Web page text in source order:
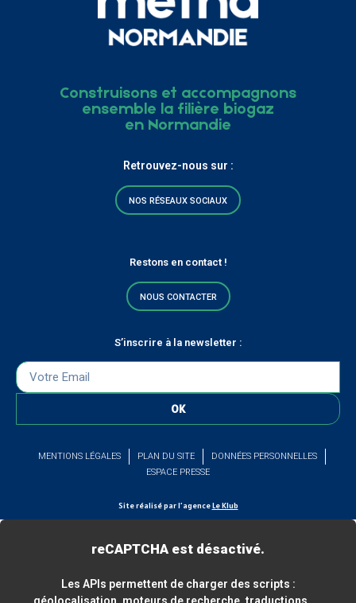
Construisons et accompagnons
ensemble la filière biogaz
en Normandie
Retrouvez-nous sur :
NOS RÉSEAUX SOCIAUX
Restons en contact !
NOUS CONTACTER
S’inscrire à la newsletter :
OK
MENTIONS LÉGALES PLAN DU SITE
DONNÉES PERSONNELLES
ESPACE PRESSE
Site réalisé par l’agenceLe Klub
reCAPTCHA est désactivé.
Les APIs permettent de charger des scripts :